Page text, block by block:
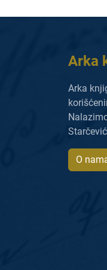
Arka
Arka
O